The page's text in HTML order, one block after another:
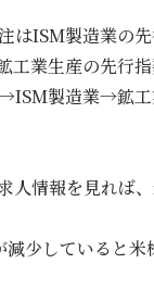
はISM製造業の
業生産の先行指
製造業→鉱工
報を見れば、
していると米